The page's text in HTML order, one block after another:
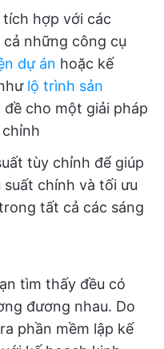
hợp với các
những công cụ
dự án hoặc kế
lộ trình sản
cho một giải pháp
tùy chỉnh để giúp
chính và tối ưu
tất cả các sáng
tìm thấy đều có
đương nhau. Do
phần mềm lập kế